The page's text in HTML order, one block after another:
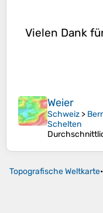
Vielen Dank
Weier
Schweiz >
Schelten
Topografische Weltkarte•